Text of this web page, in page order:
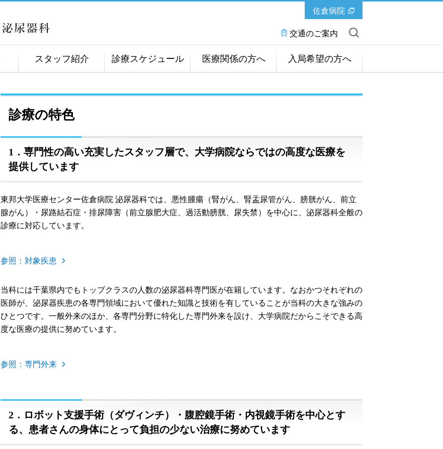
佐倉病院
交通のご案内
スタッフ紹介 診療スケジュール 医療関係の方へ 入局希望の方へ
診療の特色
1．専門性の高い充実したスタッフ層で、大学病院ならではの高度な医療を
提供しています
東邦大学医療センター佐倉病院 泌尿器科では、悪性腫瘍（腎がん、腎盂尿管がん、膀胱がん、前立
腺がん）・尿路結石症・排尿障害（前立腺肥大症、過活動膀胱、尿失禁）を中心に、泌尿器科全般の
診療に対応しています。
参照：対象疾患
当科には千葉県内でもトップクラスの人数の泌尿器科専門医が在籍しています。なおかつそれぞれの
医師が、泌尿器疾患の各専門領域において優れた知識と技術を有していることが当科の大きな強みの
ひとつです。一般外来のほか、各専門分野に特化した専門外来を設け、大学病院だからこそできる高
度な医療の提供に努めています。
参照：専門外来
2．ロボット支援手術（ダヴィンチ）・腹腔鏡手術・内視鏡手術を中心とす
る、患者さんの身体にとって負担の少ない治療に努めています